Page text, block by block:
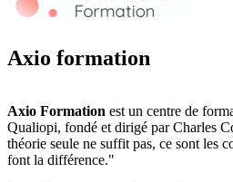
Axio formation
Axio Formation est un centre de
Qualiopi, fondé et dirigé par Charles
théorie seule ne suffit pas, ce sont les
font la différence."